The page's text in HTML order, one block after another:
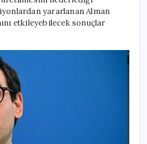
yararlanan Alman
etkileyebilecek sonuçlar